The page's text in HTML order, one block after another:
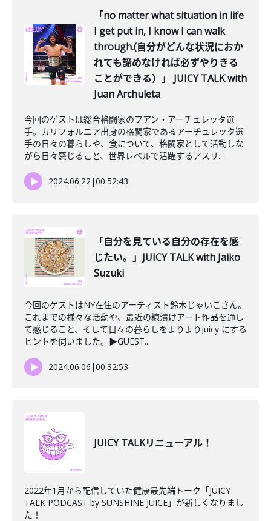
「no matter what situation in life
I get put in, I know I can walk
through.(自分がどんな状況におか
れても諦めなければ必ずやりきる
ことができる）」 JUICY TALK with
Juan Archuleta
今回のゲストは総合格闘家のフアン・アーチュレッタ選
手。カリフォルニア出身の格闘家であるアーチュレッタ選
手の日々の暮らしや、食について、格闘家として活動しな
がら日々感じること、世界レベルで活躍するアスリ...
2024.06.22|00:52:43
「自分を見ている自分の存在を感
じたい。」JUICY TALK with Jaiko
Suzuki
今回のゲストはNY在住のアーティスト鈴木じゃいこさん。
これまでの様々な活動や、最近の糠漬けアート作品を通し
て感じること、そして日々の暮らしをよりよりJuicy にする
ヒントを伺いました。▶︎GUEST...
2024.06.06 |00:32:53
JUICY TALKリニューアル！
2022年1月から配信していた健康最先端トーク「JUICY
TALK PODCAST by SUNSHINE JUICE」が新しくなりまし
た！